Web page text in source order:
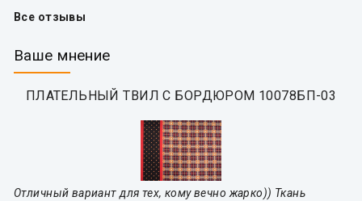
Все отзывы
Ваше мнение
ПЛАТЕЛЬНЫЙ ТВИЛ С БОРДЮРОМ 10078БП-03
Отличный вариант для тех, кому вечно жарко)) Ткань